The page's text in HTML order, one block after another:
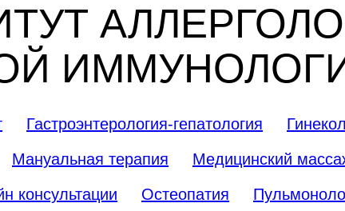
Гастроэнтерология-гепатология
Мануальная терапия Медицинский
консультации Остеопатия